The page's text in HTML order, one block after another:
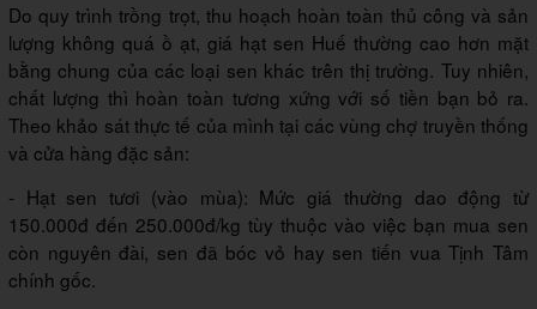
Do quy trình trồng trọt, thu hoạch hoàn toàn thủ công và sản
lượng không quá ồ ạt, giá hạt sen Huế thường cao hơn mặt
bằng chung của các loại sen khác trên thị trường. Tuy nhiên,
chất lượng thì hoàn toàn tương xứng với số tiền bạn bỏ ra.
Theo khảo sát thực tế của mình tại các vùng chợ truyền thống
và cửa hàng đặc sản:
- Hạt sen tươi (vào mùa): Mức giá thường dao động từ
150.000đ đến 250.000đ/kg tùy thuộc vào việc bạn mua sen
còn nguyên đài, sen đã bóc vỏ hay sen tiến vua Tịnh Tâm
chính gốc.